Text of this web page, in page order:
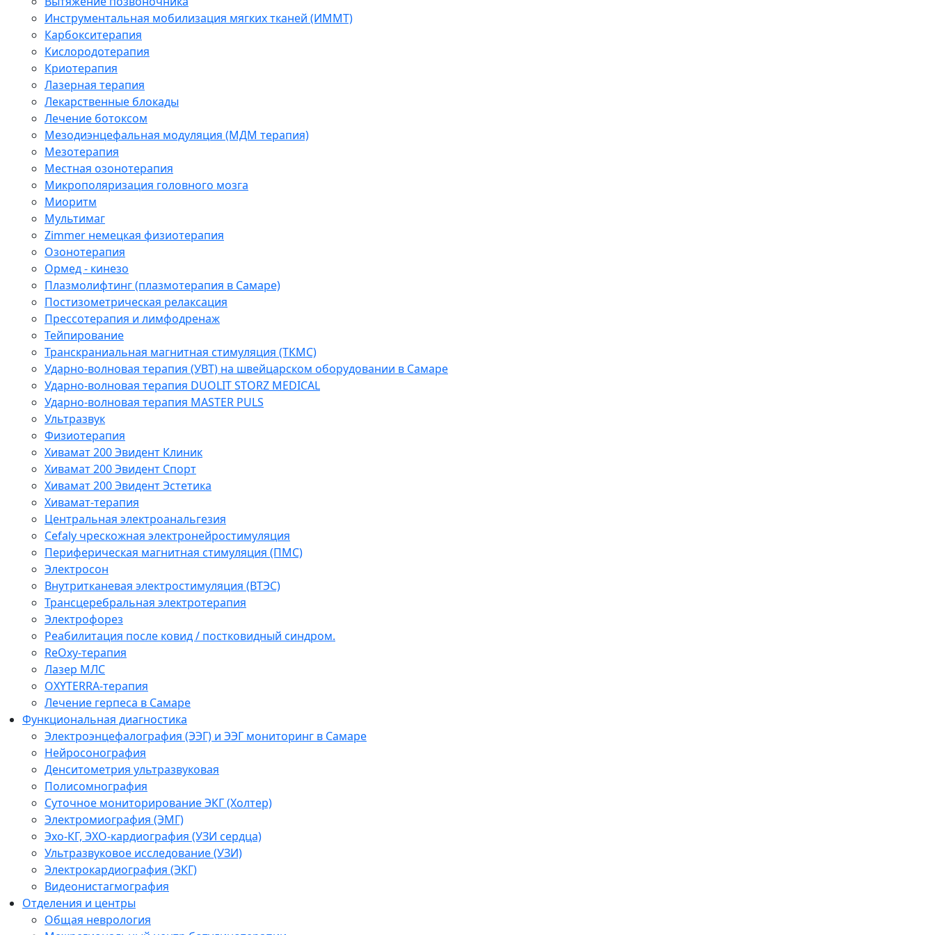
Инструментальная мобилизация мягких тканей (ИММТ)
Карбокситерапия
Кислородотерапия
Криотерапия
Лазерная терапия
Лекарственные блокады
Лечение ботоксом
Мезодиэнцефальная модуляция (МДМ терапия)
Мезотерапия
Местная озонотерапия
Микрополяризация головного мозга
Миоритм
Мультимаг
Zimmer немецкая физиотерапия
Озонотерапия
Ормед - кинезо
Плазмолифтинг (плазмотерапия в Самаре)
Постизометрическая релаксация
Прессотерапия и лимфодренаж
Тейпирование
Транскраниальная магнитная стимуляция (ТКМС)
Ударно-волновая терапия (УВТ) на швейцарском оборудовании в Самаре
Ударно-волновая терапия DUOLIT STORZ MEDICAL
Ударно-волновая терапия MASTER PULS
Ультразвук
Физиотерапия
Хивамат 200 Эвидент Клиник
Хивамат 200 Эвидент Спорт
Хивамат 200 Эвидент Эстетика
Хивамат-терапия
Центральная электроанальгезия
Cefaly чреcкожная электронейростимуляция
Периферическая магнитная стимуляция (ПМС)
Электросон
Внутритканевая электростимуляция (ВТЭС)
Трансцеребральная электротерапия
Электрофорез
Реабилитация после ковид / постковидный синдром.
ReOxy-терапия
Лазер МЛС
OXYTERRA-терапия
Лечение герпеса в Самаре
Функциональная диагностика
Электроэнцефалография (ЭЭГ) и ЭЭГ мониторинг в Самаре
Нейросонография
Денситометрия ультразвуковая
Полисомнография
Суточное мониторирование ЭКГ (Холтер)
Электромиография (ЭМГ)
Эхо-КГ, ЭХО-кардиография (УЗИ сердца)
Ультразвуковое исследование (УЗИ)
Электрокардиография (ЭКГ)
Видеонистагмография
Отделения и центры
Общая неврология